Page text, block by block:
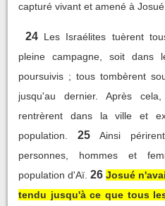
capturé vivant et amené à Josué.
24 Les Israélites tuèrent
pleine campagne, soit
poursuivis ; tous tombèrent
jusqu'au dernier. Après
rentrèrent dans la ville et
population.
25
Ainsi
personnes, hommes et
population d'Aï. 26 Josué
tendu jusqu'à ce que tous